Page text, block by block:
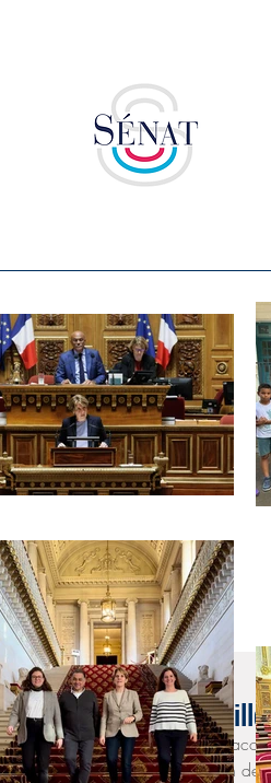
Cérémonie du 14
15 juil. 2019
J’étais représentée à
organisées par la Maison de